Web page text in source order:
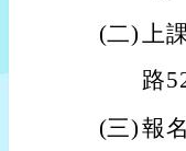
(二)上
路
(三)報